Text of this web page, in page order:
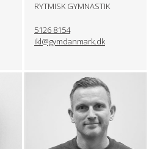
RYTMISK GYMNASTIK
5126 8154
ikl@gymdanmark.dk